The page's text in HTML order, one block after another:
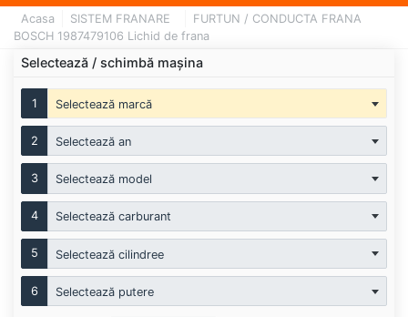
Acasa SISTEM FRANARE
FURTUN / CONDUCTA FRANA
BOSCH 1987479106 Lichid de frana
Selectează / schimbă mașina
1 Selectează marcă
2 Selectează an
3 Selectează model
4 Selectează carburant
5 Selectează cilindree
6 Selectează putere